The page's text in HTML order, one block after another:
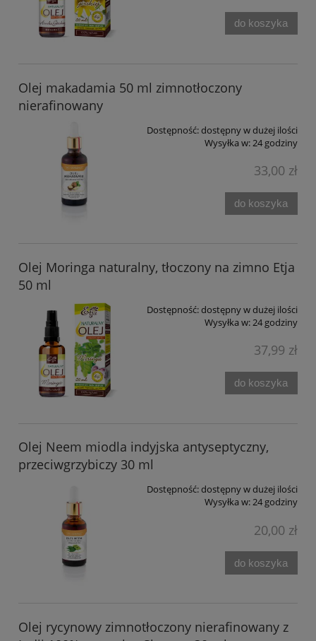
do koszyka
Olej makadamia 50 ml zimnotłoczony
nierafinowany
Dostępność:dostępny w dużej ilości
Wysyłka w: 24 godziny
33,00 zł
do koszyka
Olej Moringa naturalny, tłoczony na zimno Etja
50 ml
Dostępność:dostępny w dużej ilości
Wysyłka w:24 godziny
37,99 zł
do koszyka
Olej Neem miodla indyjska antyseptyczny,
przeciwgrzybiczy 30 ml
Dostępność:dostępny w dużej ilości
Wysyłka w:24 godziny
20,00 zł
do koszyka
Olej rycynowy zimnotłoczony nierafinowany z